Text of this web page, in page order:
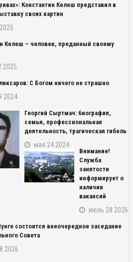
Константин Келеш представил в
своих картин
Келеш – человек, преданный своему
2025
С Богом ничего не страшно
2024
Георгий Сыртмач: биография,
семья, профессиональная
деятельность, трагическая гибель
мая 24 2024
Внимание!
Служба
занятости
информирует о
наличии
вакансий
июль 28 2026
состоится внеочередное заседание
Совета
2026